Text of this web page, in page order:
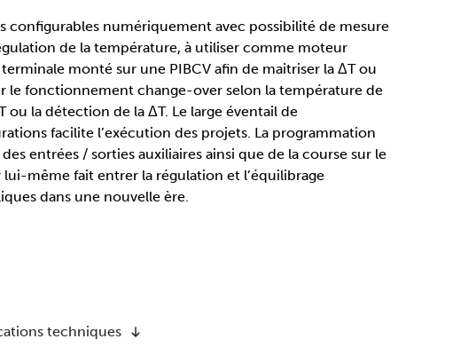
configurables numériquement avec possibilité de mesure
de la température, à utiliser comme moteur
monté sur une PIBCV afin de maitriser la ΔT ou
le fonctionnement change-over selon la température de
ou la détection de la ΔT. Le large éventail de
facilite l’exécution des projets. La programmation
entrées / sorties auxiliaires ainsi que de la course sur le
même fait entrer la régulation et l’équilibrage
dans une nouvelle ère.
techniques